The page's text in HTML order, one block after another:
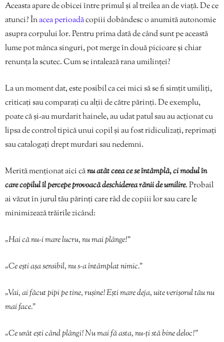
Aceasta apare de obicei între primul și al treilea an de viață. De ce
atunci? Înacea perioadăcopiii dobândesc o anumită autonomie
asupra corpului lor. Pentru prima dată de când sunt pe această
lume pot mânca singuri, pot merge în două picioare și chiar
renunța la scutec. Cum se intalează rana umilinței?
La un moment dat, este posibil ca cei mici să se fi simțit umiliți,
criticați sau comparați cu alții de către părinți. De exemplu,
poate că și-au murdarit hainele, au udat patul sau au acționat cu
lipsa de control tipică unui copil și au fost ridiculizați, reprimați
sau catalogați drept murdari sau nedemni.
Merită menționat aici cănu atât ceea ce se întâmplă, ci modul în
care copilul îl percepe provoacă deschiderea rănii de umilire. Probail
ai văzut în jurul tău părinți care râd de copiii lor sau care le
minimizează trăirile zicând:
„Hai că nu-i mare lucru, nu mai plânge!”
„Ce ești așa sensibil, nu s-a întâmplat nimic.”
„Vai, ai făcut pipi pe tine, rușine! Ești mare deja, uite verișorul tău nu
mai face.”
„Ce urât ești când plângi! Nu mai fă asta, nu-ți stă bine deloc!”